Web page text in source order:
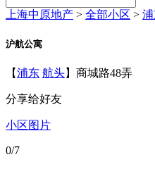
上海中原地产 > 全部小区 >
沪航公寓
【浦东 航头】商城路48弄
分享给好友
小区图片
0/7